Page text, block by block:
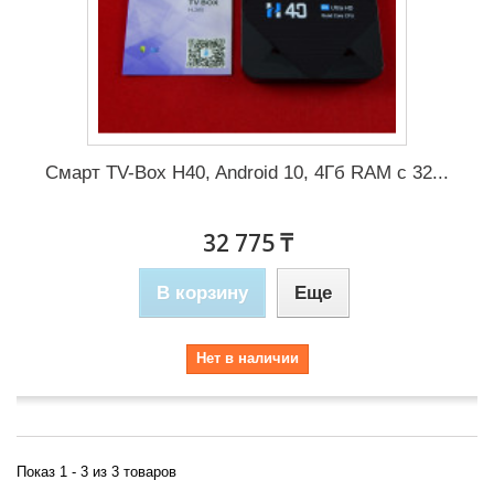
Смарт TV-Box H40, Android 10, 4Гб RAM с 32...
32 775 ₸
В корзину Еще
Нет в наличии
Показ 1 - 3 из 3 товаров